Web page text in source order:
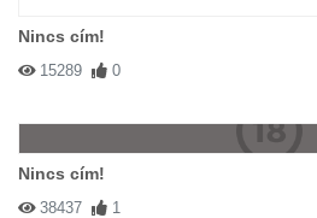
Nincs cím!
15289 0
Nincs cím!
38437 1